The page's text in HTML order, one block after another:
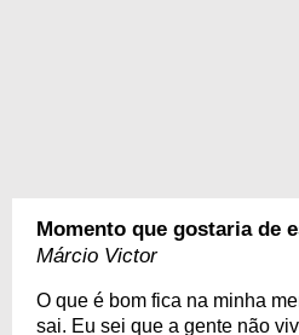
Momento que gostaria de
Márcio Victor
O que é bom fica na minha
sai. Eu sei que a gente não